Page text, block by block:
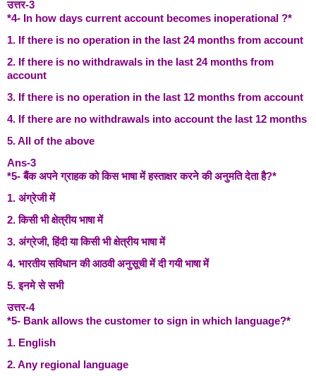
उत्तर-3
*4- In how days current account becomes inoperational ?*
1. If there is no operation in the last 24 months from account
2. If there is no withdrawals in the last 24 months from
account
3. If there is no operation in the last 12 months from account
4. If there are no withdrawals into account the last 12 months
5. All of the above
Ans-3
*5- बैंक अपने ग्राहक को किस भाषा में हस्ताक्षर करने की अनुमति देता है?*
1. अंग्रेजी में
2. किसी भी क्षेत्रीय भाषा में
3. अंग्रेजी, हिंदी या किसी भी क्षेत्रीय भाषा में
4. भारतीय सविधान की आठवी अनुसूची में दी गयी भाषा में
5. इनमे से सभी
उत्तर-4
*5- Bank allows the customer to sign in which language?*
1. English
2. Any regional language